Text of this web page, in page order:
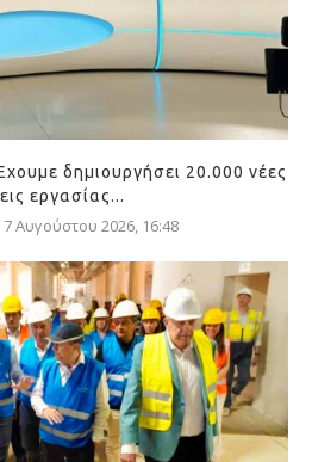
δημιουργήσει 20.000 νέες
εργασίας...
Αυγούστου 2026, 16:48